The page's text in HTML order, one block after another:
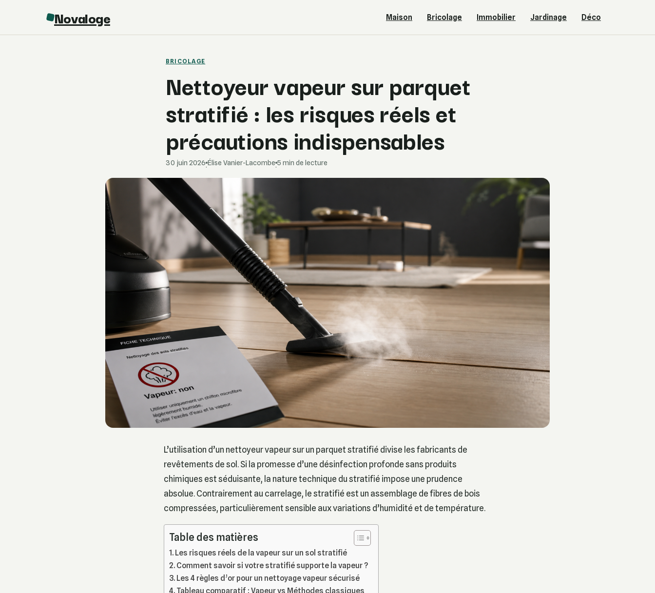
Novaloge Maison Bricolage Immobilier Jardinage Déco
BRICOLAGE
Nettoyeur vapeur sur parquet
stratifié : les risques réels et
précautions indispensables
30 juin 2026
·
Élise Vanier-Lacombe
·
5 min de lecture
L’utilisation d’un nettoyeur vapeur sur un parquet stratifié divise les fabricants de
revêtements de sol. Si la promesse d’une désinfection profonde sans produits
chimiques est séduisante, la nature technique du stratifié impose une prudence
absolue. Contrairement au carrelage, le stratifié est un assemblage de fibres de bois
compressées, particulièrement sensible aux variations d’humidité et de température.
Table des matières
Les risques réels de la vapeur sur un sol stratifié
Comment savoir si votre stratifié supporte la vapeur ?
Les 4 règles d’or pour un nettoyage vapeur sécurisé
Tableau comparatif : Vapeur vs Méthodes classiques